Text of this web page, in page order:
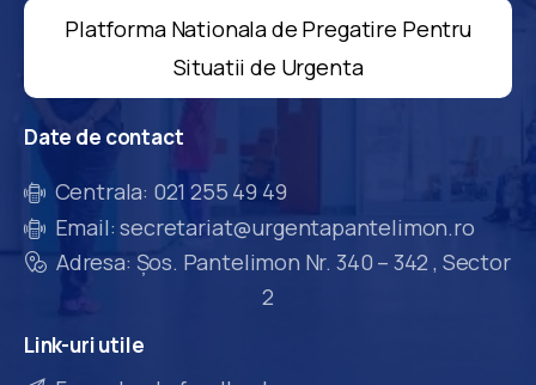
Platforma Nationala de Pregatire Pentru
Situatii de Urgenta
Datede contact
Centrala: 021 255 49 49
Email: secretariat@urgentapantelimon.ro
Adresa: Șos. Pantelimon Nr. 340 – 342 , Sector
2
Link-uriutile